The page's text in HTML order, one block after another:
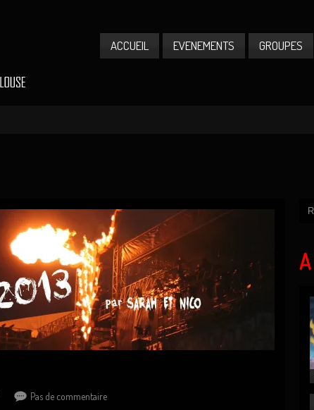
ACCUEIL EVENEMENTS GROUPES
Pas de commentaire